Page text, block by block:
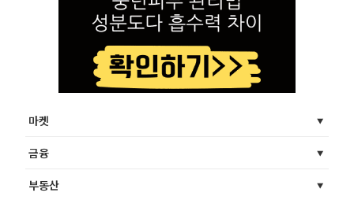
마켓
금융
부동산